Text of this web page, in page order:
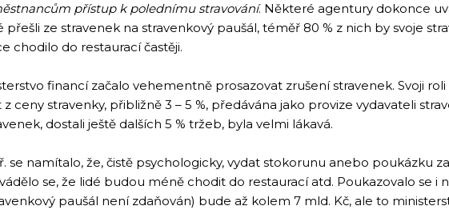
přístup k polednímu stravování. Některé agentury dokonce
ze stravenek na stravenkový paušál, téměř 80 % z nich by svoje
chodilo do restaurací častěji.
financí začalo vehementně prosazovat zrušení stravenek. Svoji roli
ceny stravenky, přibližně 3 – 5 %, předávána jako provize vydavateli
dostali ještě dalších 5 % tržeb, byla velmi lákavá.
namítalo, že, čistě psychologicky, vydat stokorunu anebo poukázku
se, že lidé budou méně chodit do restaurací atd. Poukazovalo se i
paušál není zdaňován) bude až kolem 7 mld. Kč, ale to